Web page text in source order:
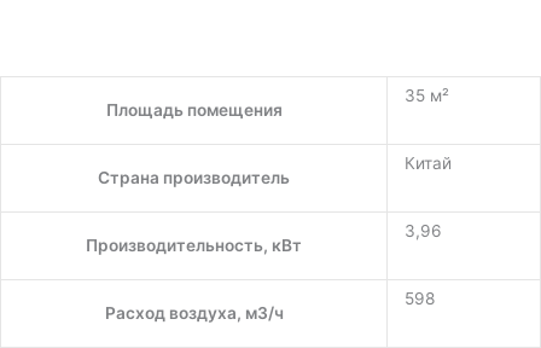
Площадь помещения
35 м²
Страна производитель
Китай
Производительность, кВт
3,96
Расход воздуха, м3/ч
598